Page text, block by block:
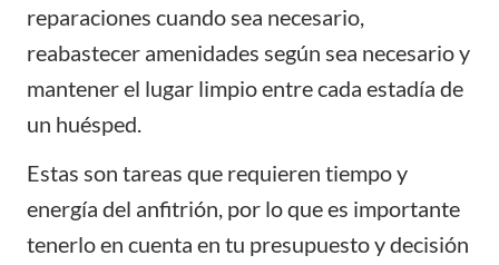
reparaciones cuando sea necesario,
reabastecer amenidades según sea necesario y
mantener el lugar limpio entre cada estadía de
un huésped.
Estas son tareas que requieren tiempo y
energía del anfitrión, por lo que es importante
tenerlo en cuenta en tu presupuesto y decisión